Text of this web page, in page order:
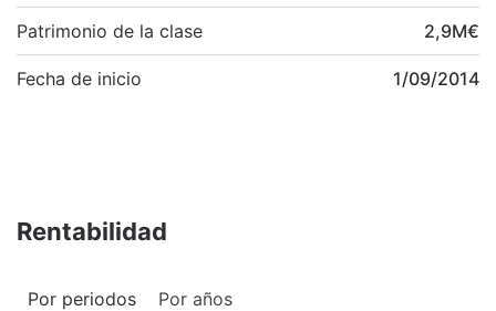
Patrimonio de la clase 2,9M€
Fecha de inicio 1/09/2014
Rentabilidad
Por periodos Por años